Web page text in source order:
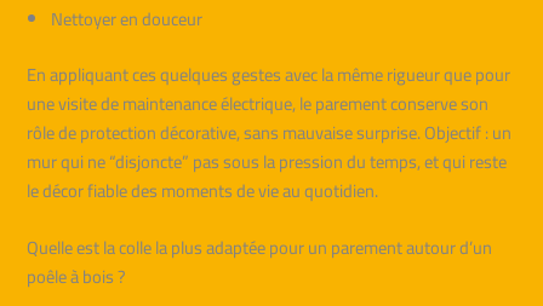
Nettoyer en douceur
En appliquant ces quelques gestes avec la même rigueur que pour
une visite de maintenance électrique, le parement conserve son
rôle de protection décorative, sans mauvaise surprise. Objectif : un
mur qui ne “disjoncte” pas sous la pression du temps, et qui reste
le décor fiable des moments de vie au quotidien.
Quelle est la colle la plus adaptée pour un parement autour d’un
poêle à bois ?